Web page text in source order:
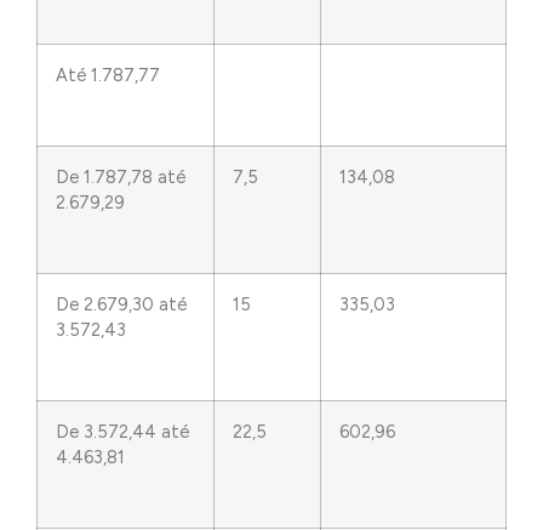
Até 1.787,77
De 1.787,78 até
2.679,29
7,5 134,08
De 2.679,30 até
3.572,43
15 335,03
De 3.572,44 até
4.463,81
22,5 602,96